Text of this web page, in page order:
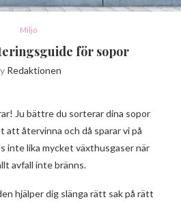
Miljö
för sopor
Redaktionen
Ju bättre du sorterar dina sopor
att återvinna och då sparar vi på
inte lika mycket växthusgaser när
avfall inte bränns.
hjälper dig slänga rätt sak på rätt